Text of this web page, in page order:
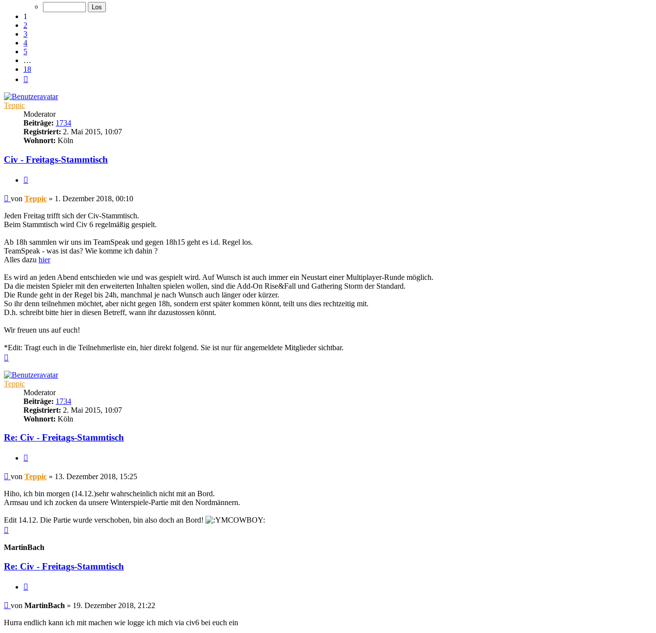
von
1
2
3
4
5
…
18
Teppic
Moderator
Beiträge: 1734
Registriert: 2. Mai 2015, 10:07
Wohnort: Köln
Civ - Freitags-Stammtisch
Beitrag
von Teppic » 1. Dezember 2018, 00:10
Jeden Freitag trifft sich der Civ-Stammtisch.
Beim Stammtisch wird Civ 6 regelmäßig gespielt.
Ab 18h sammlen wir uns im TeamSpeak und gegen 18h15 geht es i.d. Regel los.
TeamSpeak - was ist das? Wie komme ich dahin ?
Alles dazu hier
Es wird an jeden Abend entschieden wie und was gespielt wird. Auf Wunsch ist auch immer ein Neustart einer Multiplayer-Runde möglich.
Da die meisten Spieler mit den erweiterten Inhalten spielen wollen, sind die Add-On Rise&Fall und Gathering Storm der Standard.
Die Runde geht in der Regel bis 24h, manchmal je nach Wunsch auch länger oder kürzer.
So ihr denn teilnehmen möchtet, aber nicht gegen 18h, sondern erst später kommen könnt, teilt uns dies rechtzeitig mit.
D.h. schreibt bitte hier in diesen Betreff, wann ihr dazustossen könnt.
Wir freuen uns auf euch!
*Edit: Tragt euch in die Teilnehmerliste ein, hier direkt folgend. Sie ist nur für angemeldete Mitglieder sichtbar.
Teppic
Moderator
Beiträge: 1734
Registriert: 2. Mai 2015, 10:07
Wohnort: Köln
Re: Civ - Freitags-Stammtisch
Beitrag
von Teppic » 13. Dezember 2018, 15:25
Hiho, ich bin morgen (14.12.)sehr wahrscheinlich nicht mit an Bord.
Armsau und ich zocken da unsere Winterspiele-Partie mit den Nordmännern.
Edit 14.12. Die Partie wurde verschoben, bin also doch an Bord!
MartinBach
Re: Civ - Freitags-Stammtisch
Beitrag
von MartinBach » 19. Dezember 2018, 21:22
Hurra endlich kann ich mit machen wie logge ich mich via civ6 bei euch ein